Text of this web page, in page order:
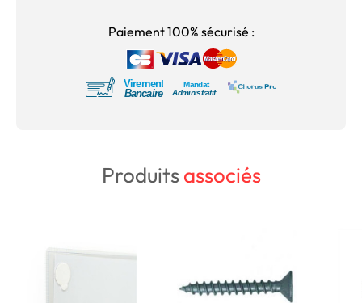
Paiement 100% sécurisé :
Produitsassociés